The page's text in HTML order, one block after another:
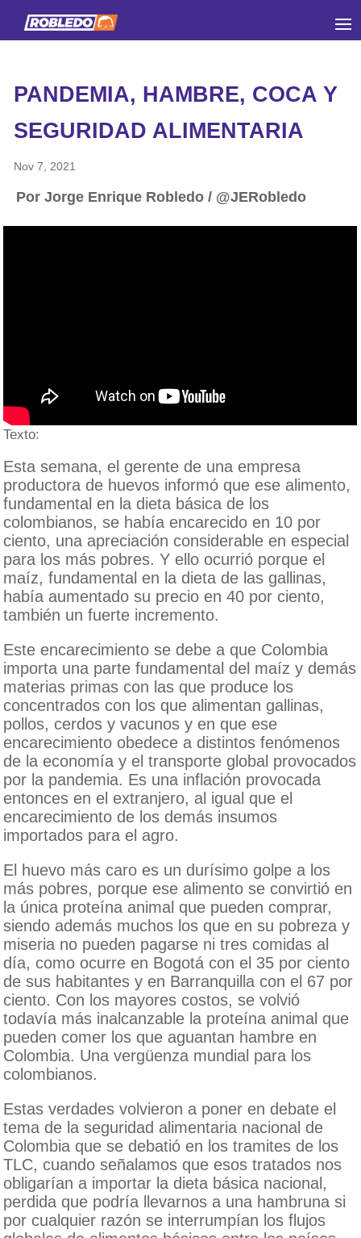
PANDEMIA, HAMBRE, COCA Y
SEGURIDAD ALIMENTARIA
Nov 7, 2021
Por Jorge Enrique Robledo / @JERobledo
Texto:
Esta semana, el gerente de una empresa
productora de huevos informó que ese alimento,
fundamental en la dieta básica de los
colombianos, se había encarecido en 10 por
ciento, una apreciación considerable en especial
para los más pobres. Y ello ocurrió porque el
maíz, fundamental en la dieta de las gallinas,
había aumentado su precio en 40 por ciento,
también un fuerte incremento.
Este encarecimiento se debe a que Colombia
importa una parte fundamental del maíz y demás
materias primas con las que produce los
concentrados con los que alimentan gallinas,
pollos, cerdos y vacunos y en que ese
encarecimiento obedece a distintos fenómenos
de la economía y el transporte global provocados
por la pandemia. Es una inflación provocada
entonces en el extranjero, al igual que el
encarecimiento de los demás insumos
importados para el agro.
El huevo más caro es un durísimo golpe a los
más pobres, porque ese alimento se convirtió en
la única proteína animal que pueden comprar,
siendo además muchos los que en su pobreza y
miseria no pueden pagarse ni tres comidas al
día, como ocurre en Bogotá con el 35 por ciento
de sus habitantes y en Barranquilla con el 67 por
ciento. Con los mayores costos, se volvió
todavía más inalcanzable la proteína animal que
pueden comer los que aguantan hambre en
Colombia. Una vergüenza mundial para los
colombianos.
Estas verdades volvieron a poner en debate el
tema de la seguridad alimentaria nacional de
Colombia que se debatió en los tramites de los
TLC, cuando señalamos que esos tratados nos
obligarían a importar la dieta básica nacional,
perdida que podría llevarnos a una hambruna si
por cualquier razón se interrumpían los flujos